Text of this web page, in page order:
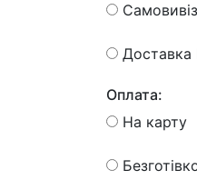
Доставка
Оплата:
На карту